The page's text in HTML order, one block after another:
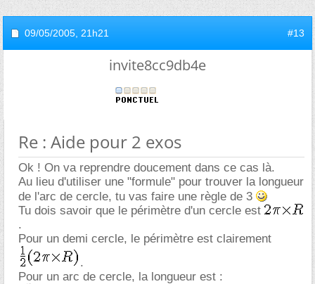
09/05/2005, 21h21 #13
invite8cc9db4e
Re : Aide pour 2 exos
Ok ! On va reprendre doucement dans ce cas là.
Au lieu d'utiliser une "formule" pour trouver la longueur
de l'arc de cercle, tu vas faire une règle de 3
Tu dois savoir que le périmètre d'un cercle est
.
Pour un demi cercle, le périmètre est clairement
.
Pour un arc de cercle, la longueur est :